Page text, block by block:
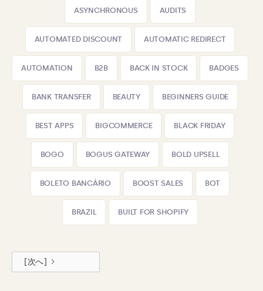
ASYNCHRONOUS AUDITS
AUTOMATED DISCOUNT AUTOMATIC REDIRECT
AUTOMATION B2B BACK IN STOCK BADGES
BANK TRANSFER BEAUTY BEGINNERS GUIDE
BEST APPS BIGCOMMERCE BLACK FRIDAY
BOGO BOGUS GATEWAY BOLD UPSELL
BOLETO BANCÁRIO BOOST SALES BOT
BRAZIL BUILT FOR SHOPIFY
[次へ]